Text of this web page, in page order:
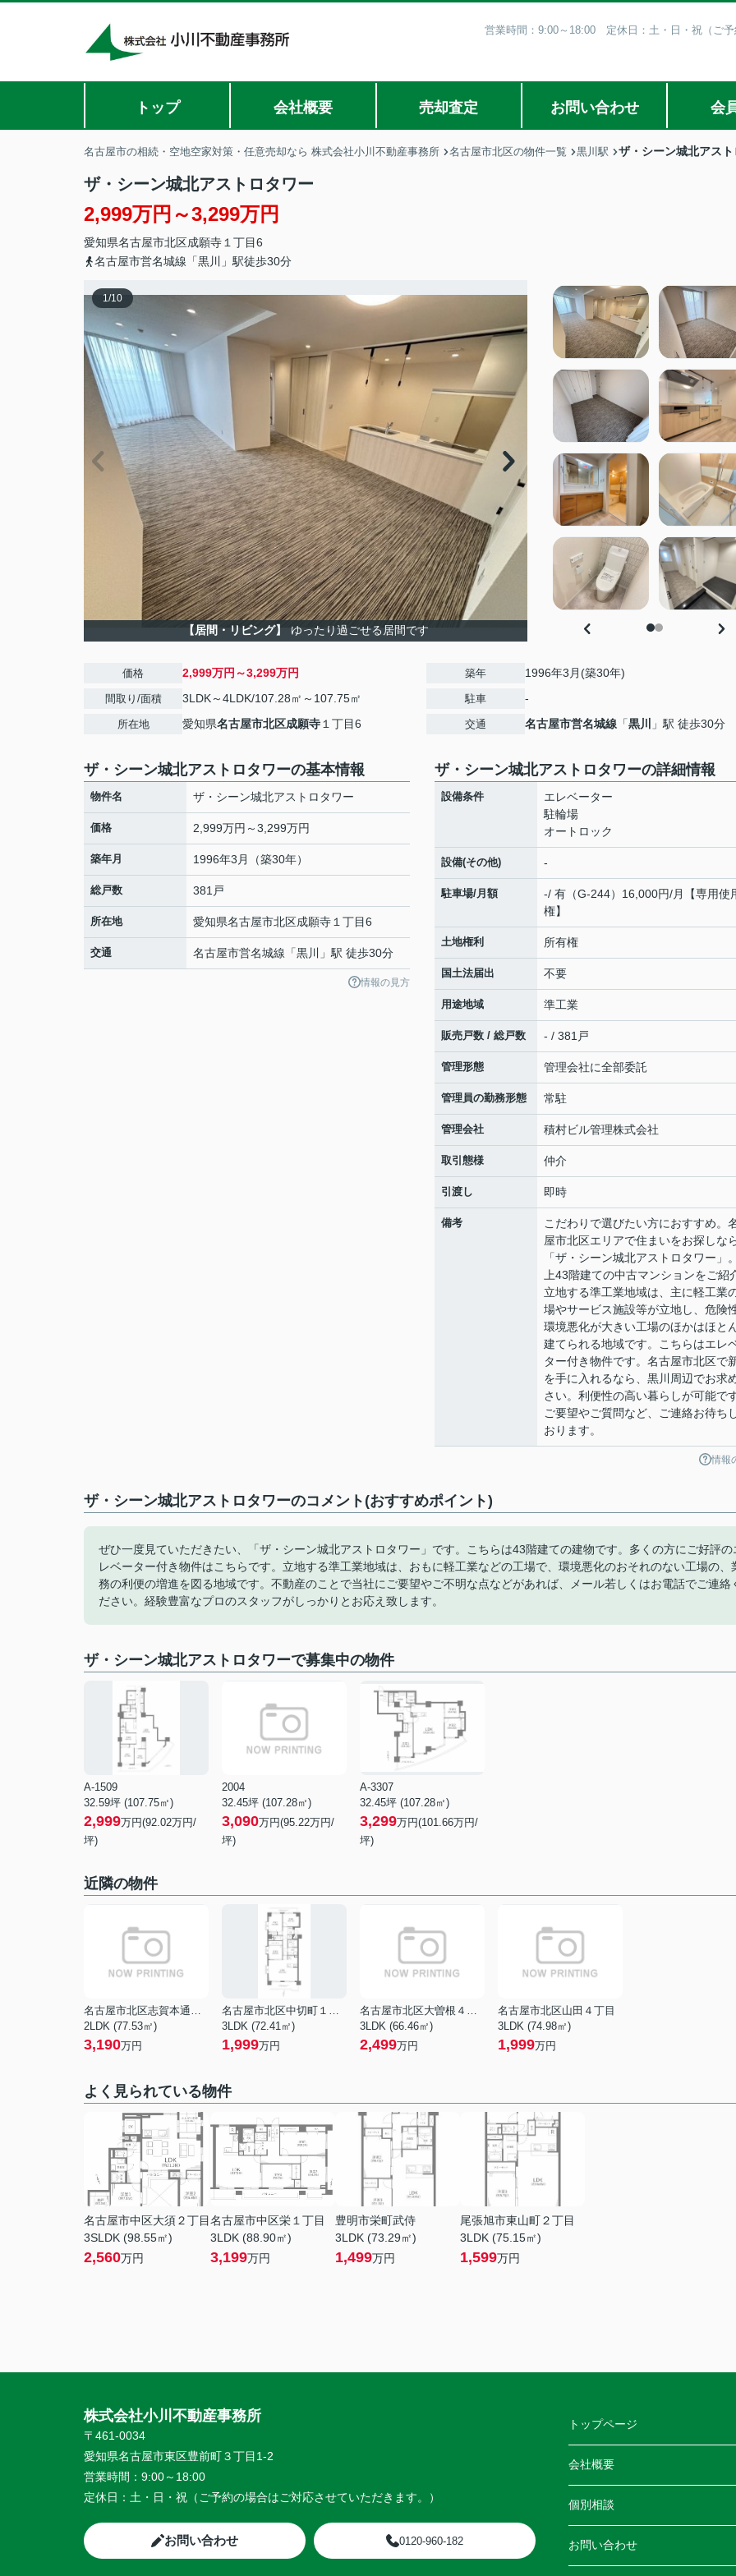
営業時間：9:00～18:00 定休日：土・日・祝（ご
トップ 会社概要 売却査定 お問い合わせ 会
名古屋市の相続・空地空家対策・任意売却なら 株式会社小川不動産事務所 名古屋市北区の物件一覧 黒川駅 ザ・シーン城北アス
ザ・シーン城北アストロタワー
2,999万円～3,299万円
愛知県名古屋市北区成願寺 １丁目6
名古屋市営名城線「黒川」駅徒歩30分
1/10
【居間・リビング】 ゆったり過ごせる居間です
価格 2,999万円～3,299万円
間取り/面積 3LDK～4LDK/107.28㎡～107.75㎡
所在地 愛知県名古屋市北区成願寺 １丁目6
築年 1996年3月(築30年)
駐車 -
交通 名古屋市営名城線 「黒川 」駅 徒歩30分
ザ・シーン城北アストロタワーの基本情報
物件名 ザ・シーン城北アストロタワー
価格 2,999万円～3,299万円
築年月 1996年3月（築30年）
総戸数 381戸
所在地 愛知県名古屋市北区成願寺 １丁目6
交通 名古屋市営名城線 「黒川 」駅 徒歩30分
情報の見方
ザ・シーン城北アストロタワーの詳細情報
設備条件
エレベーター
駐輪場
オートロック
設備(その他) -
駐車場/月額
-/ 有（G-244）16,000円/月【専用使
権】
土地権利 所有権
国土法届出 不要
用途地域 準工業
販売戸数 / 総戸数 - / 381戸
管理形態 管理会社に全部委託
管理員の勤務形態 常駐
管理会社 積村ビル管理株式会社
取引態様 仲介
引渡し 即時
備考
こだわりで選びたい方におすすめ。
屋市北区エリアで住まいをお探しな
「ザ・シーン城北アストロタワー」
上43階建ての中古マンションをご紹
立地する準工業地域は、主に軽工業
場やサービス施設等が立地し、危険
環境悪化が大きい工場のほかはほと
建てられる地域です。こちらはエレ
ター付き物件です。名古屋市北区で
を手に入れるなら、黒川周辺でお求
さい。利便性の高い暮らしが可能で
ご要望やご質問など、ご連絡お待ち
おります。
情報
ザ・シーン城北アストロタワーのコメント(おすすめポイント)
ぜひ一度見ていただきたい、「ザ・シーン城北アストロタワー」です。こちらは43階建ての建物です。多くの方にご好評の
レベーター付き物件はこちらです。立地する準工業地域は、おもに軽工業などの工場で、環境悪化のおそれのない工場の、
務の利便の増進を図る地域です。不動産のことで当社にご要望やご不明な点などがあれば、メール若しくはお電話でご連絡
ださい。経験豊富なプロのスタッフがしっかりとお応え致します。
ザ・シーン城北アストロタワーで募集中の物件
A-1509
32.59坪 (107.75㎡)
2,999万円(92.02万円/
坪)
2004
32.45坪 (107.28㎡)
3,090万円(95.22万円/
坪)
A-3307
32.45坪 (107.28㎡)
3,299万円(101.66万円/
坪)
近隣の物件
名古屋市北区志賀本通１丁目
2LDK (77.53㎡)
3,190万円
名古屋市北区中切町１丁目
3LDK (72.41㎡)
1,999万円
名古屋市北区大曽根４丁目
3LDK (66.46㎡)
2,499万円
名古屋市北区山田４丁目
3LDK (74.98㎡)
1,999万円
よく見られている物件
名古屋市中区大須２丁目
3SLDK (98.55㎡)
2,560万円
名古屋市中区栄１丁目
3LDK (88.90㎡)
3,199万円
豊明市栄町武侍
3LDK (73.29㎡)
1,499万円
尾張旭市東山町２丁目
3LDK (75.15㎡)
1,599万円
株式会社小川不動産事務所
〒461-0034
愛知県名古屋市東区豊前町３丁目1-2
営業時間： 9:00～18:00
定休日： 土・日・祝（ご予約の場合はご対応させていただきます。）
お問い合わせ 0120-960-182
トップページ
会社概要
個別相談
お問い合わせ